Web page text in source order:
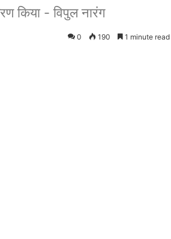
किया - विपुल नारंग
0 190 1 minute read